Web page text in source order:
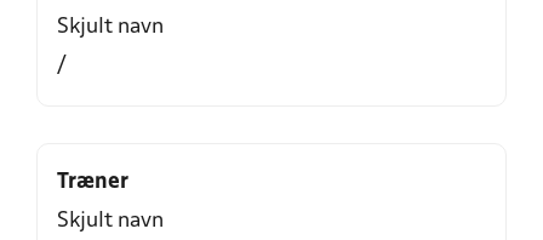
Skjult navn
/
Træner
Skjult navn